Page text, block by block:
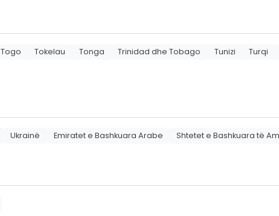
Togo Tokelau Tonga Trinidad dhe Tobago Tunizi Turqi
Ukrainë Emiratet e Bashkuara Arabe Shtetet e Bashkuara të